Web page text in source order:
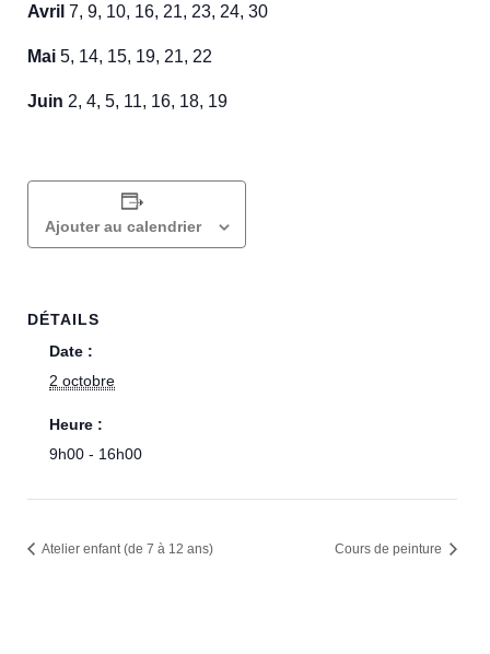
Avril 7, 9, 10, 16, 21, 23, 24, 30
Mai 5, 14, 15, 19, 21, 22
Juin 2, 4, 5, 11, 16, 18, 19
Ajouter au calendrier
DÉTAILS
Date :
2 octobre
Heure :
9h00 - 16h00
Atelier enfant (de 7 à 12 ans) Cours de peinture